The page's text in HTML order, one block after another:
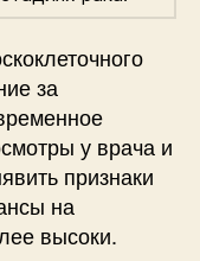
за
у врача и
признаки
на
высоки.